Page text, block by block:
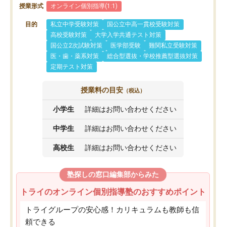
授業形式 オンライン個別指導(1:1)
目的 私立中学受験対策
国公立中高一貫校受験対策
高校受験対策
大学入学共通テスト対策
国公立2次試験対策
医学部受験
難関私立受験対策
医・歯・薬系対策
総合型選抜・学校推薦型選抜対策
定期テスト対策
授業料の目安 （税込）
小学生 詳細はお問い合わせください
中学生 詳細はお問い合わせください
高校生 詳細はお問い合わせください
塾探しの窓口編集部からみた
トライのオンライン個別指導塾のおすすめポイント
トライグループの安心感！カリキュラムも教師も信
頼できる